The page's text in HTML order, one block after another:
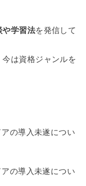
や学習法を発信して
は資格ジャンルを
の導入未遂につい
の導入未遂につい